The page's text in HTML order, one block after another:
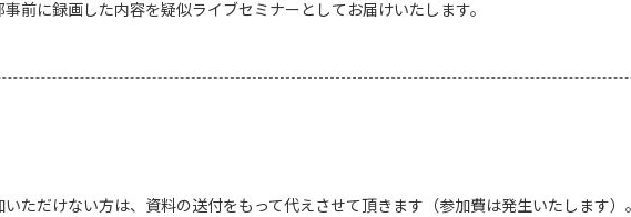
前に録画した内容を疑似ライブセミナーとしてお届けいたします。
ただけない方は、資料の送付をもって代えさせて頂きます（参加費は発生いたします）。